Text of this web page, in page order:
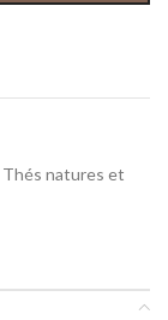
Thés natures et